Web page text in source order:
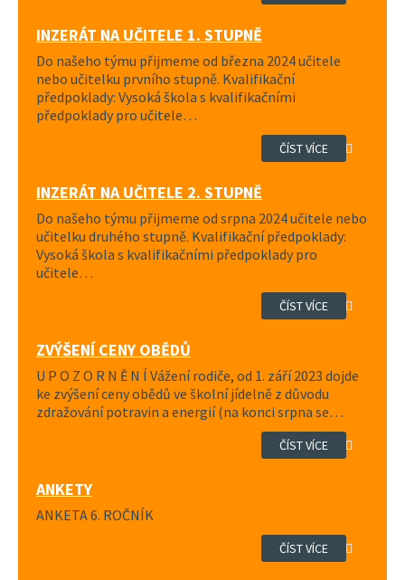
INZERÁT NA UČITELE 1. STUPNĚ
Do našeho týmu přijmeme od března 2024 učitele
nebo učitelku prvního stupně. Kvalifikační
předpoklady: Vysoká škola s kvalifikačními
předpoklady pro učitele…
ČÍST VÍCE
INZERÁT NA UČITELE 2. STUPNĚ
Do našeho týmu přijmeme od srpna 2024 učitele nebo
učitelku druhého stupně. Kvalifikační předpoklady:
Vysoká škola s kvalifikačními předpoklady pro
učitele…
ČÍST VÍCE
ZVÝŠENÍ CENY OBĚDŮ
U P O Z O R N Ě N Í Vážení rodiče, od 1. září 2023 dojde
ke zvýšení ceny obědů ve školní jídelně z důvodu
zdražování potravin a energií (na konci srpna se…
ČÍST VÍCE
ANKETY
ANKETA 6. ROČNÍK
ČÍST VÍCE